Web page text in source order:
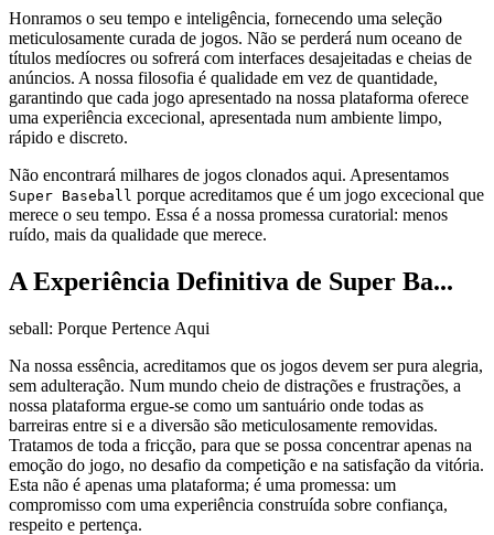
Honramos o seu tempo e inteligência, fornecendo uma seleção
meticulosamente curada de jogos. Não se perderá num oceano de
títulos medíocres ou sofrerá com interfaces desajeitadas e cheias de
anúncios. A nossa filosofia é qualidade em vez de quantidade,
garantindo que cada jogo apresentado na nossa plataforma oferece
uma experiência excecional, apresentada num ambiente limpo,
rápido e discreto.
Não encontrará milhares de jogos clonados aqui. Apresentamos
Super Baseball porque acreditamos que é um jogo excecional que
merece o seu tempo. Essa é a nossa promessa curatorial: menos
ruído, mais da qualidade que merece.
A Experiência Definitiva de Super Ba...
seball: Porque Pertence Aqui
Na nossa essência, acreditamos que os jogos devem ser pura alegria,
sem adulteração. Num mundo cheio de distrações e frustrações, a
nossa plataforma ergue-se como um santuário onde todas as
barreiras entre si e a diversão são meticulosamente removidas.
Tratamos de toda a fricção, para que se possa concentrar apenas na
emoção do jogo, no desafio da competição e na satisfação da vitória.
Esta não é apenas uma plataforma; é uma promessa: um
compromisso com uma experiência construída sobre confiança,
respeito e pertença.